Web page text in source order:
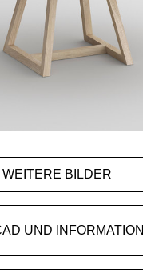
WEITERE BILDER
UND INFORMATION